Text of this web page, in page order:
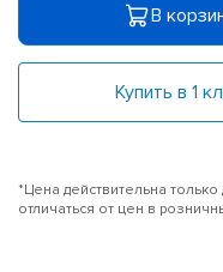
В
Купить в 1
*Цена действительна
отличаться от цен в